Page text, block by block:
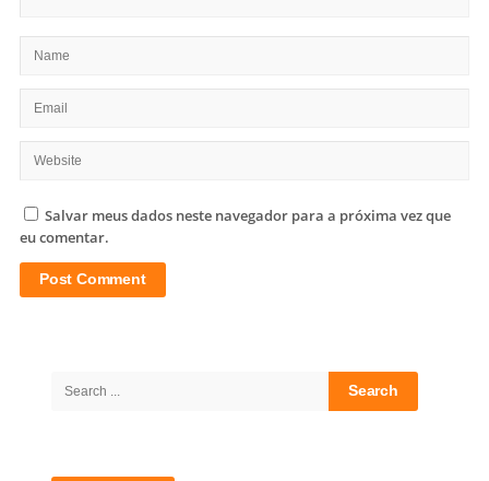
Salvar meus dados neste navegador para a próxima vez que
eu comentar.
Search